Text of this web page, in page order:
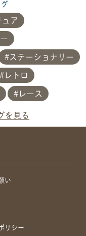
ュア
ステーショナリー
レトロ
レース
を見る
い
リシー